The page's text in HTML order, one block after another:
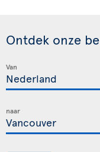
Ontdek onze
Van
naar